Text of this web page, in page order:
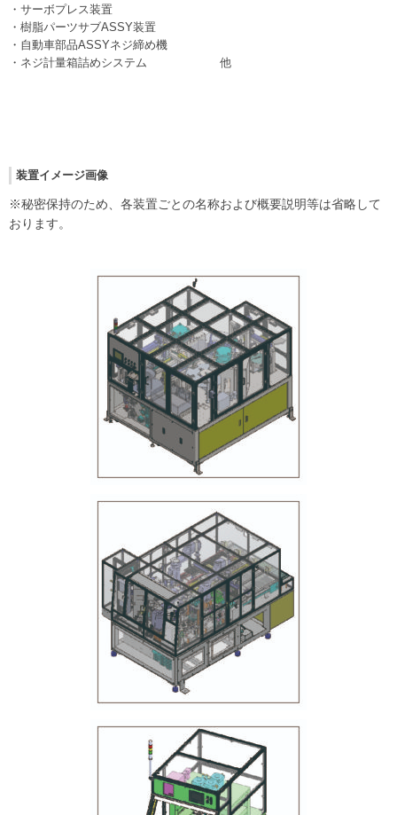
・サーボプレス装置
・樹脂パーツサブASSY装置
・自動車部品ASSYネジ締め機
・ネジ計量箱詰めシステム 他
装置イメージ画像
※秘密保持のため、各装置ごとの名称および概要説明等は省略して
おります。